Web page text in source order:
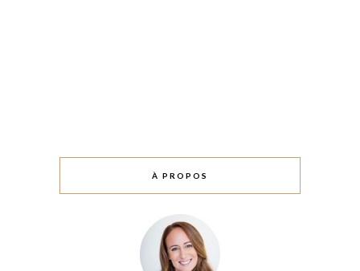
À PROPOS